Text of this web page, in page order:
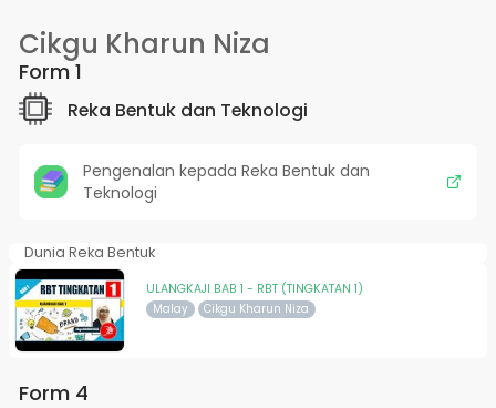
Cikgu Kharun Niza
Form 1
Reka Bentuk dan Teknologi
Pengenalan kepada Reka Bentuk dan
Teknologi
Dunia Reka Bentuk
ULANGKAJI BAB 1 - RBT (TINGKATAN 1)
Malay Cikgu Kharun Niza
Form 4